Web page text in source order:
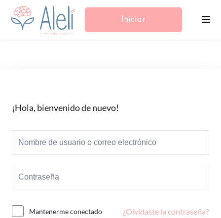
Iniciar
¡Hola, bienvenido de nuevo!
Mantenerme conectado ¿Olvidaste la contraseña?